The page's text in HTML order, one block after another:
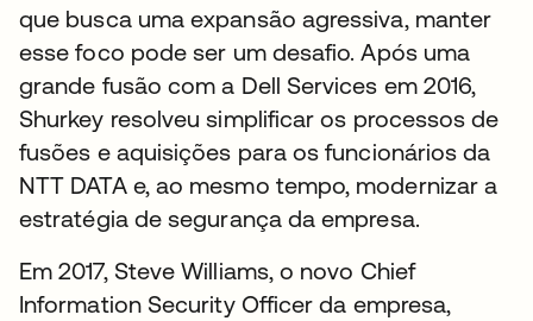
que busca uma expansão agressiva, manter
esse foco pode ser um desafio. Após uma
grande fusão com a Dell Services em 2016,
Shurkey resolveu simplificar os processos de
fusões e aquisições para os funcionários da
NTT DATA e, ao mesmo tempo, modernizar a
estratégia de segurança da empresa.
Em 2017, Steve Williams, o novo Chief
Information Security Officer da empresa,